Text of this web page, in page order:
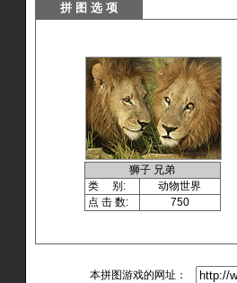
拼 图 选 项
狮子 兄弟
类 别:
动物世界
点 击 数:
750
本拼图游戏的网址：